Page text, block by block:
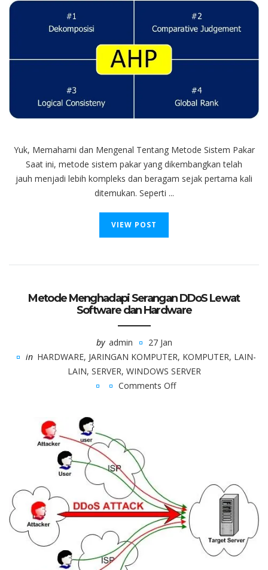
Sistem
Pakar
Yuk, Memahami dan Mengenal Tentang Metode Sistem Pakar
Saat ini, metode sistem pakar yang dikembangkan telah
jauh menjadi lebih kompleks dan beragam sejak pertama kali
ditemukan. Seperti ...
VIEW POST
Metode Menghadapi Serangan DDoS Lewat
Software dan Hardware
by admin
27 Jan
in HARDWARE, JARINGAN KOMPUTER, KOMPUTER, LAIN-
LAIN, SERVER, WINDOWS SERVER
Comments Off
Software
dan
Hardware